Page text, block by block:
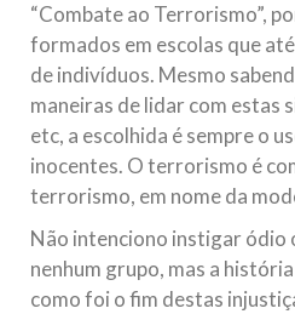
“Combate ao Terrorismo”,
formados em escolas que
de indivíduos. Mesmo
maneiras de lidar com estas
etc, a escolhida é sempre o
inocentes. O terrorismo é
terrorismo, em nome da
Não intenciono instigar ódio
nenhum grupo, mas a
como foi o fim destas